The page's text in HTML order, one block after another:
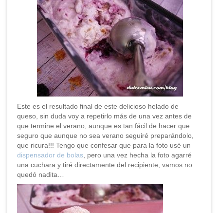
Este es el resultado final de este delicioso helado de
queso, sin duda voy a repetirlo más de una vez antes de
que termine el verano, aunque es tan fácil de hacer que
seguro que aunque no sea verano seguiré preparándolo,
que ricura!!! Tengo que confesar que para la foto usé un
dispensador de bolas, pero una vez hecha la foto agarré
una cuchara y tiré directamente del recipiente, vamos no
quedó nadita…